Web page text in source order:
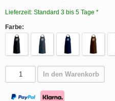
Lieferzeit: Standard 3 bis 5 Tage *
Farbe:
In den Warenkorb